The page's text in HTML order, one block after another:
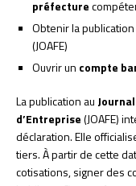
préfecture
Obtenir la publication
(JOAFE)
Ouvrir un compte
La publication au
d’Entreprise(JOAFE)
déclaration. Elle
tiers. À partir de cette
cotisations, signer des